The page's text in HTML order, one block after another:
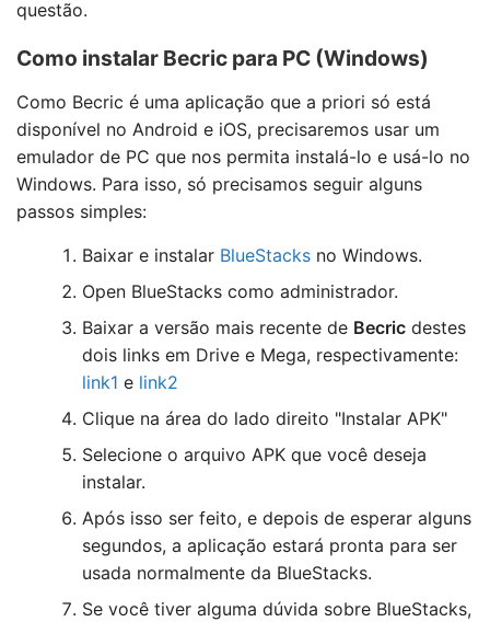
questão.
Como instalar Becric para PC (Windows)
Como Becric é uma aplicação que a priori só está
disponível no Android e iOS, precisaremos usar um
emulador de PC que nos permita instalá-lo e usá-lo no
Windows. Para isso, só precisamos seguir alguns
passos simples:
Baixar e instalar BlueStacks no Windows.
Open BlueStacks como administrador.
Baixar a versão mais recente de Becric destes
dois links em Drive e Mega, respectivamente:
link1 e link2
Clique na área do lado direito "Instalar APK"
Selecione o arquivo APK que você deseja
instalar.
Após isso ser feito, e depois de esperar alguns
segundos, a aplicação estará pronta para ser
usada normalmente da BlueStacks.
Se você tiver alguma dúvida sobre BlueStacks,